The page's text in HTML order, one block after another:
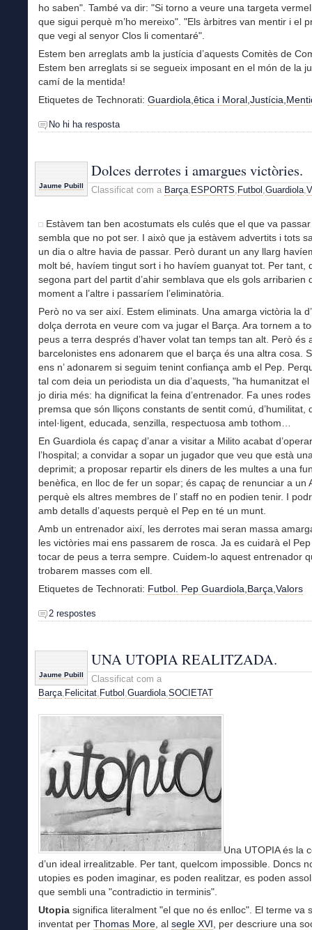
ho saben". També va dir: "Si torno a veure una targeta
que sigui perquè m’ho mereixo". "Els àrbitres van mentir i el
que vegi al senyor Clos li comentaré".
Estem ben arreglats amb la justícia d’aquests Comitès de
Estem ben arreglats si se segueix imposant en el món de la
camí de la mentida!
Etiquetes de Technorati: Guardiola êtica i Moral Justícia
No hi ha resposta
Jaume Pubill
Dolces derrotes i amargues victòries.
Classificat com a Barça ESPORTS Futbol Guardiola
Estàvem tan ben acostumats els culés que el que va
sembla que no pot ser. I això que ja estàvem advertits i tots
un dia o altre havia de passar. Però durant un any llarg
molt bé, havíem tingut sort i ho havíem guanyat tot. Per tant,
segona part del partit d’ahir semblava que els gols arribarien
moment a l’altre i passaríem l’eliminatòria.
Però no va ser així. Estem eliminats. Una amarga victòria la
dolça derrota en veure com va jugar el Barça. Ara tornem a
peus a terra després d’haver volat tan temps tan alt. Però és
barcelonistes ens adonarem que el barça és una altra cosa.
ens n’ adonarem si seguim tenint confiança amb el Pep.
tal com deia un periodista un dia d’aquests, "ha humanitzat
jo diria més: ha dignificat la feina d’entrenador. Fa unes
premsa que són lliçons constants de sentit comú, d’humilitat,
intel·ligent, educada, senzilla, respectuosa amb tothom…
En Guardiola és capaç d’anar a visitar a Milito acabat
l’hospital; a convidar a sopar un jugador que veu que està
deprimit; a proposar repartir els diners de les multes a una
benèfica, en lloc de fer un sopar; és capaç de renunciar a un
perquè els altres membres de l’ staff no en podien tenir. I
amb detalls d’aquests perquè el Pep en té un munt.
Amb un entrenador així, les derrotes mai seran massa
les victòries mai ens passarem de rosca. Ja es cuidarà el
tocar de peus a terra sempre. Cuidem-lo aquest entrenador
trobarem masses com ell.
Etiquetes de Technorati: Futbol. Pep Guardiola Barça Valors
2 respostes
Jaume Pubill
UNA UTOPIA REALITZADA.
Classificat com a
Barça Felicitat Futbol Guardiola SOCIETAT
Una UTOPIA és la
d’un ideal irrealitzable. Per tant, quelcom impossible. Doncs
utopies es poden imaginar, es poden realitzar, es poden
que sembli una "contradictio in terminis".
Utopia significa literalment "el que no és enlloc". El terme va
inventat per Thomas More , al segle XVI , per descriure una